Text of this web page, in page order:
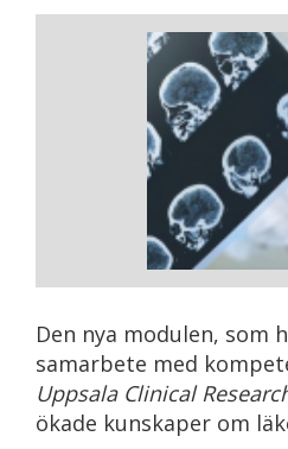
Den nya modulen, som
samarbete med
Uppsala Clinical
ökade kunskaper om